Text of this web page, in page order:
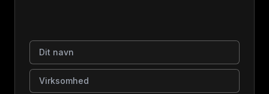
Dit navn
Virksomhed